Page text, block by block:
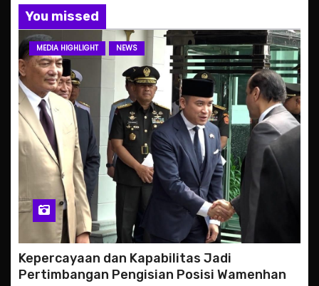
You missed
MEDIA HIGHLIGHT NEWS
Kepercayaan dan Kapabilitas Jadi
Pertimbangan Pengisian Posisi Wamenhan